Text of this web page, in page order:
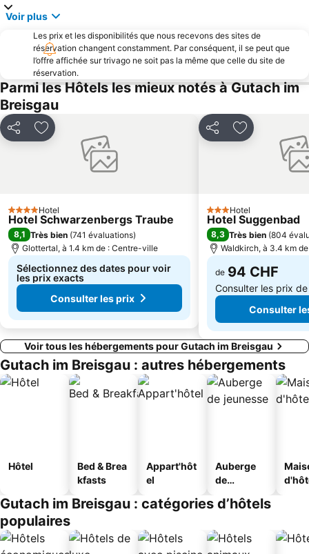
Action Forest
Rodelbahn Saig-Titisee
Naturpark Schluchsee
Obertal mit Buhlbach
Bad
Berggasthaus Hochfirst
Abbatiale Saint Maurice
Poseidon
Albert-Ludwigs-Universität
Schanzenzentrum Adler Skistadion
Kloster Alpirsbach
Stadt- und Münsterführung - Gässle Bächle und das Münster
Voir plus
Les prix et les disponibilités que nous recevons des sites de
réservation changent constamment. Par conséquent, il se peut que
l’offre affichée sur trivago ne soit pas la même que celle du site de
réservation.
Parmi les Hôtels les mieux notés à Gutach im
Breisgau
PartagerAjouter à mes favoris
4 ÉtoilesHotel
Hotel Schwarzenbergs Traube
8,1 Très bien (741 évaluations)
Glottertal, à 1.4 km de : Centre-ville
Sélectionnez des dates pour voir
les prix exacts
Consulter les prix
PartagerAjouter à
3 Étoiles
Hotel
Hotel Suggenbad
8,3 Très bien (804
Waldkirch, à 3.4 km
de 94 CHF
Consulter les prix
Consulter
Voir tous les hébergements pour Gutach im Breisgau
Gutach im Breisgau : autres hébergements
Hôtel
Bed & Brea
kfasts
Appart'hôt
el
Auberge
de
Gutach im Breisgau : catégories d’hôtels
populaires